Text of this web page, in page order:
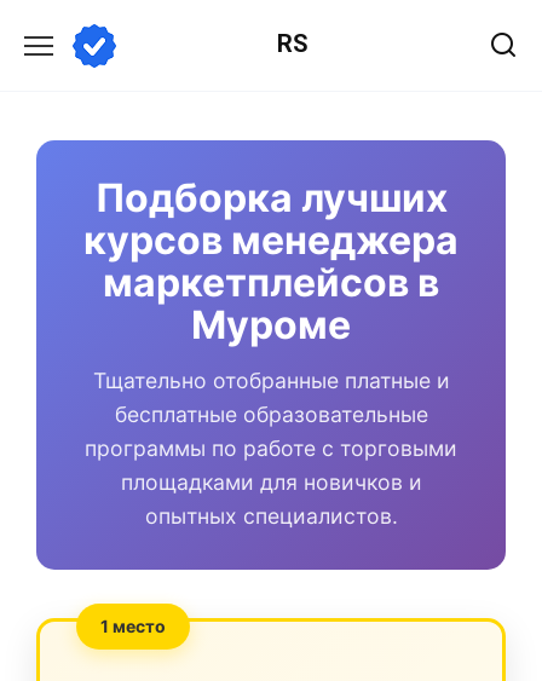
содержанию
RS
Подборка лучших
курсов менеджера
маркетплейсов в
Муроме
Тщательно отобранные платные и
бесплатные образовательные
программы по работе с торговыми
площадками для новичков и
опытных специалистов.
1 место